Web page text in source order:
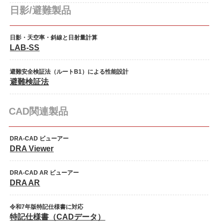
日影/避難製品
日影・天空率・斜線と日射量計算
LAB-SS
避難安全検証法（ルートB1）による性能設計
避難検証法
CAD関連製品
DRA-CAD ビューアー
DRA Viewer
DRA-CAD AR ビューアー
DRA AR
令和7年版特記仕様書に対応
特記仕様書（CADデータ）